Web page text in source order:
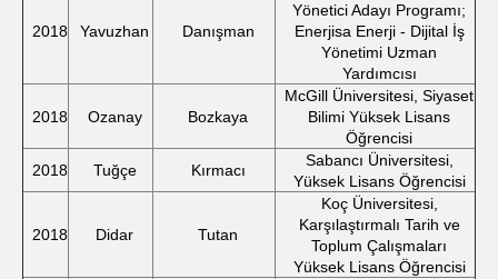
2018 Yavuzhan Danışman
Yönetici Adayı Programı;
Enerjisa Enerji - Dijital İş
Yönetimi Uzman
Yardımcısı
2018 Ozanay Bozkaya
McGill Üniversitesi, Siyaset
Bilimi Yüksek Lisans
Öğrencisi
2018
Tuğçe Kırmacı
Sabancı Üniversitesi,
Yüksek Lisans Öğrencisi
2018 Didar Tutan
Koç Üniversitesi,
Karşılaştırmalı Tarih ve
Toplum Çalışmaları
Yüksek Lisans Öğrencisi